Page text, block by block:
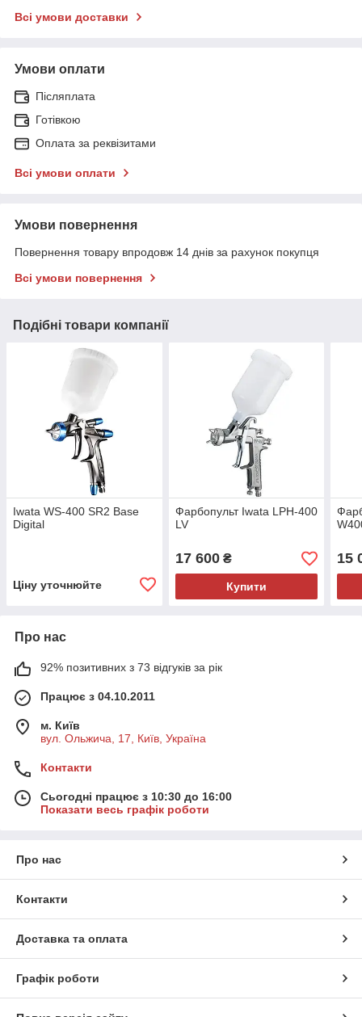
Всі умови доставки
Умови оплати
Післяплата
Готівкою
Оплата за реквізитами
Всі умови оплати
Умови повернення
Повернення товару впродовж 14 днів за рахунок покупця
Всі умови повернення
Подібні товари компанії
Iwata WS-400 SR2 Base
Digital
Ціну уточнюйте
Фарбопульт Iwata LPH-400
LV
17 600₴
Купити
15
Про нас
92% позитивних з 73 відгуків за рік
Працює з 04.10.2011
м. Київ
вул. Ольжича, 17, Київ, Україна
Контакти
Сьогодні працює з 10:30 до 16:00
Показати весь графік роботи
Про нас
Контакти
Доставка та оплата
Графік роботи